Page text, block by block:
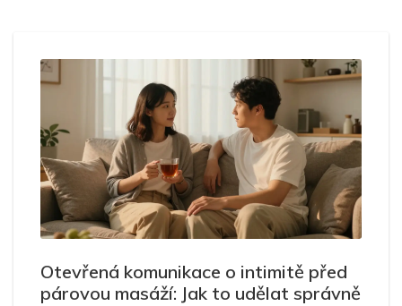
Otevřená komunikace o intimitě před
párovou masáží: Jak to udělat správně